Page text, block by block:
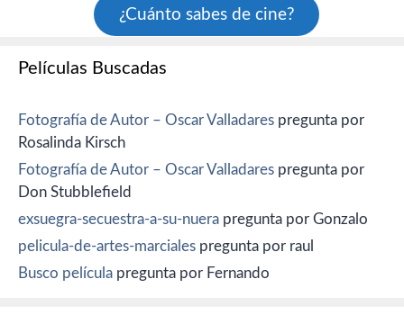
¿Cuánto sabes de cine?
Películas Buscadas
Fotografía de Autor – Oscar Valladares pregunta por
Rosalinda Kirsch
Fotografía de Autor – Oscar Valladares pregunta por
Don Stubblefield
exsuegra-secuestra-a-su-nuera pregunta por Gonzalo
pelicula-de-artes-marciales pregunta por raul
Busco película pregunta por Fernando